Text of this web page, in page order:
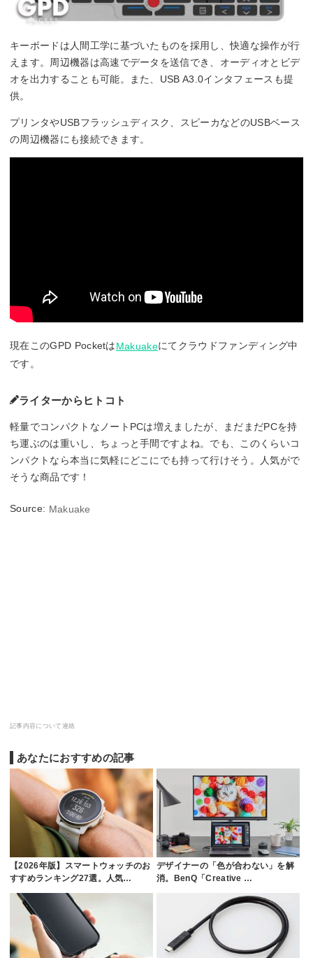
キーボードは人間工学に基づいたものを採用し、快適な操作が行
えます。周辺機器は高速でデータを送信でき、オーディオとビデ
オを出力することも可能。また、USB A3.0インタフェースも提
供。
プリンタやUSBフラッシュディスク、スピーカなどのUSBベース
の周辺機器にも接続できます。
現在このGPD Pocketは Makuakeにてクラウドファンディング中
です。
ライターからヒトコト
軽量でコンパクトなノートPCは増えましたが、まだまだPCを持
ち運ぶのは重いし、ちょっと手間ですよね。でも、このくらいコ
ンパクトなら本当に気軽にどこにでも持って行けそう。人気がで
そうな商品です！
Source: Makuake
記事内容について連絡
あなたにおすすめの記事
【2026年版】スマートウォッチのお
すすめランキング27選。人気…
デザイナーの「色が合わない」を解
消。BenQ「Creative …